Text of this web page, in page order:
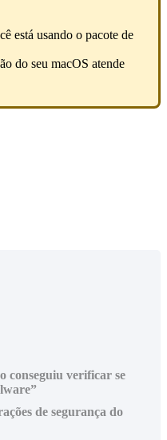
está usando o pacote de
do seu macOS atende
conseguiu verificar se
de segurança do